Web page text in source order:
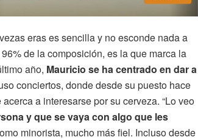
eras es sencilla y no esconde nada a
96% de la composición, es la que marca la
año, Mauricio se ha centrado en dar a
conciertos, donde desde su puesto hace
a interesarse por su cerveza. “Lo veo
y que se vaya con algo que les
minorista, mucho más fiel. Incluso desde